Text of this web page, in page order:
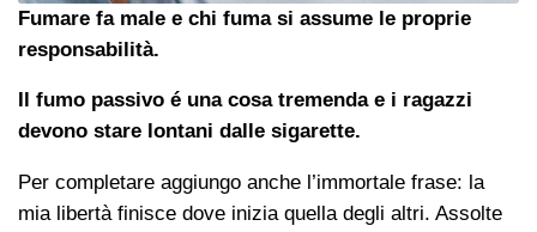
Fumare fa male e chi fuma si assume le proprie
responsabilità.
Il fumo passivo é una cosa tremenda e i ragazzi
devono stare lontani dalle sigarette.
Per completare aggiungo anche l’immortale frase: la
mia libertà finisce dove inizia quella degli altri. Assolte